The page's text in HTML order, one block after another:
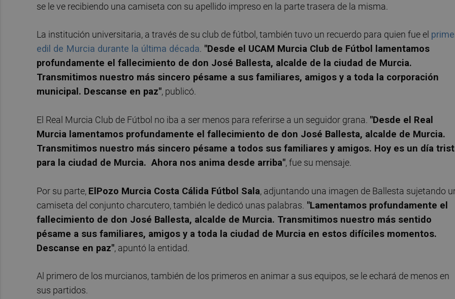
se le ve recibiendo una camiseta con su apellido impreso en la parte trasera de la misma.
La institución universitaria, a través de su club de fútbol, también tuvo un recuerdo para quien fue el
edil de Murcia durante la última década. "Desde el UCAM Murcia Club de Fútbol lamentamos
profundamente el fallecimiento de don José Ballesta, alcalde de la ciudad de Murcia.
Transmitimos nuestro más sincero pésame a sus familiares, amigos y a toda la corporación
municipal. Descanse en paz", publicó.
El Real Murcia Club de Fútbol no iba a ser menos para referirse a un seguidor grana. "Desde el Real
Murcia lamentamos profundamente el fallecimiento de don José Ballesta, alcalde de Murcia.
Transmitimos nuestro más sincero pésame a todos sus familiares y amigos. Hoy es un día
para la ciudad de Murcia. Ahora nos anima desde arriba", fue su mensaje.
Por su parte, ElPozo Murcia Costa Cálida Fútbol Sala, adjuntando una imagen de Ballesta sujetando
camiseta del conjunto charcutero, también le dedicó unas palabras. "Lamentamos profundamente el
fallecimiento de don José Ballesta, alcalde de Murcia. Transmitimos nuestro más sentido
pésame a sus familiares, amigos y a toda la ciudad de Murcia en estos difíciles momentos.
Descanse en paz", apuntó la entidad.
Al primero de los murcianos, también de los primeros en animar a sus equipos, se le echará de menos en
sus partidos.